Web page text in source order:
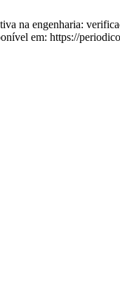
na engenharia:
em: https://